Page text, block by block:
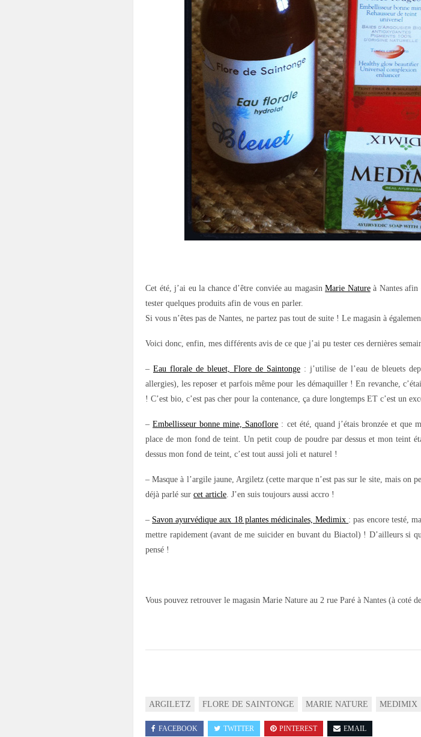
Cet été, j’ai eu la chance d’être conviée au magasinMarie Natureà Nantes afin
tester quelques produits afin de vous en parler.
Si vous n’êtes pas de Nantes, ne partez pas tout de suite ! Le magasin à
Voici donc, enfin, mes différents avis de ce que j’ai pu tester ces dernières
– Eau florale de bleuet, Flore de Saintonge: j’utilise de l’eau de bleuets
allergies), les reposer et parfois même pour les démaquiller ! En revanche,
! C’est bio, c’est pas cher pour la contenance, ça dure longtemps ET c’est un
–Embellisseur bonne mine, Sanoflore : cet été, quand j’étais bronzée et que
place de mon fond de teint. Un petit coup de poudre par dessus et mon teint
dessus mon fond de teint, c’est tout aussi joli et naturel !
– Masque à l’argile jaune, Argiletz (cette marque n’est pas sur le site, mais on
déjà parlé sur cet article. J’en suis toujours aussi accro !
– Savon ayurvédique aux 18 plantes médicinales, Medimix : pas encore testé,
mettre rapidement (avant de me suicider en buvant du Biactol) ! D’ailleurs si
pensé !
Vous pouvez retrouver le magasin Marie Nature au 2 rue Paré à Nantes (à coté
ARGILETZ FLORE DE SAINTONGE MARIE NATURE MEDIMIX
FACEBOOK TWITTER PINTEREST EMAIL